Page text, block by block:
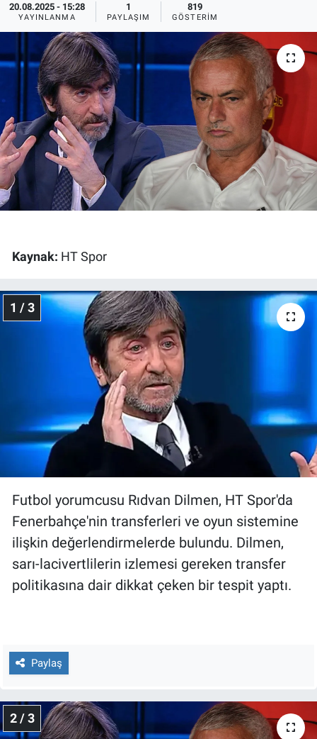
20.08.2025 - 15:28
YAYINLANMA
1
PAYLAŞIM
819
GÖSTERIM
Kaynak: HT Spor
1 / 3
Futbol yorumcusu Rıdvan Dilmen, HT Spor'da
Fenerbahçe'nin transferleri ve oyun sistemine
ilişkin değerlendirmelerde bulundu. Dilmen,
sarı-lacivertlilerin izlemesi gereken transfer
politikasına dair dikkat çeken bir tespit yaptı.
Paylaş
2 / 3
Eğlence
Ekonomi
Forum
Gerçeğin İzinde
Gün Başlıyor
Gün Bitiyor
Gündem Özel
Günün görüntüsü
Koronavirüs
Kültür Sanat
Ne demişti
Nedir
Popüler
Sağlık
Teknoloji